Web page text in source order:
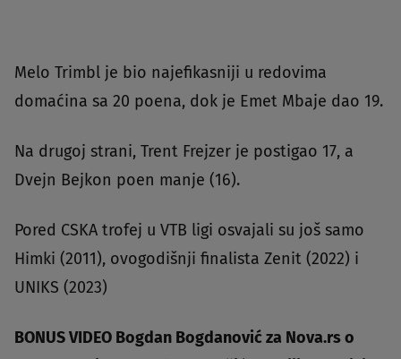
Melo Trimbl je bio najefikasniji u redovima
domaćina sa 20 poena, dok je Emet Mbaje dao 19.
Na drugoj strani, Trent Frejzer je postigao 17, a
Dvejn Bejkon poen manje (16).
Pored CSKA trofej u VTB ligi osvajali su još samo
Himki (2011), ovogodišnji finalista Zenit (2022) i
UNIKS (2023)
BONUS VIDEO Bogdan Bogdanović za Nova.rs o